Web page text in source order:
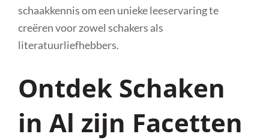
schaakkennis om een unieke leeservaring te
creëren voor zowel schakers als
literatuurliefhebbers.
Ontdek Schaken
in Al zijn Facetten